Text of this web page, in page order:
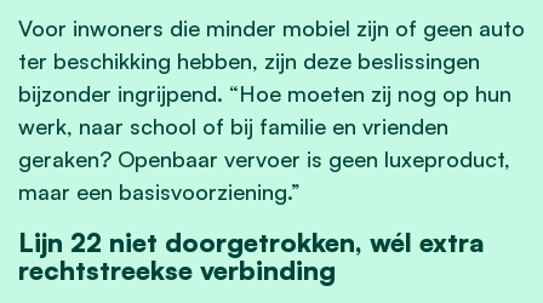
Voor inwoners die minder mobiel zijn of geen auto
ter beschikking hebben, zijn deze beslissingen
bijzonder ingrijpend. “Hoe moeten zij nog op hun
werk, naar school of bij familie en vrienden
geraken? Openbaar vervoer is geen luxeproduct,
maar een basisvoorziening.”
Lijn 22 niet doorgetrokken, wél extra
rechtstreekse verbinding